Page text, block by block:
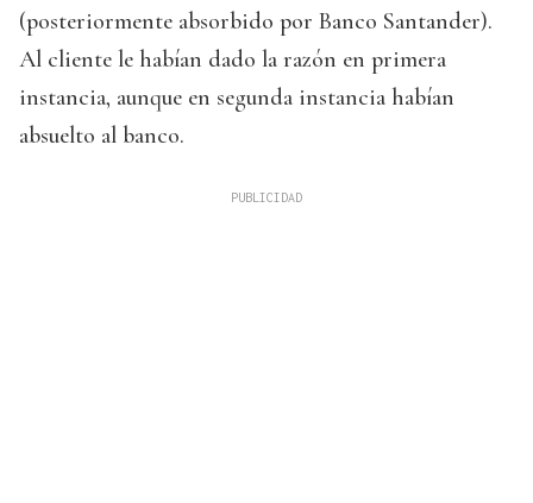
(posteriormente absorbido por Banco Santander).
Al cliente le habían dado la razón en primera
instancia, aunque en segunda instancia habían
absuelto al banco.